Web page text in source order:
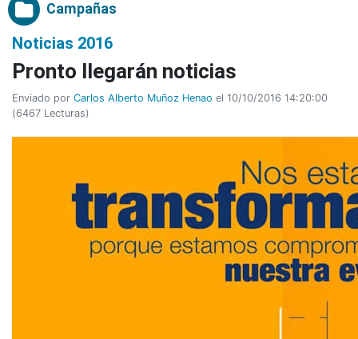
Campañas
Noticias 2016
Pronto llegarán noticias
Enviado por Carlos Alberto Muñoz Henao el 10/10/2016 14:20:00
(6467 Lecturas)